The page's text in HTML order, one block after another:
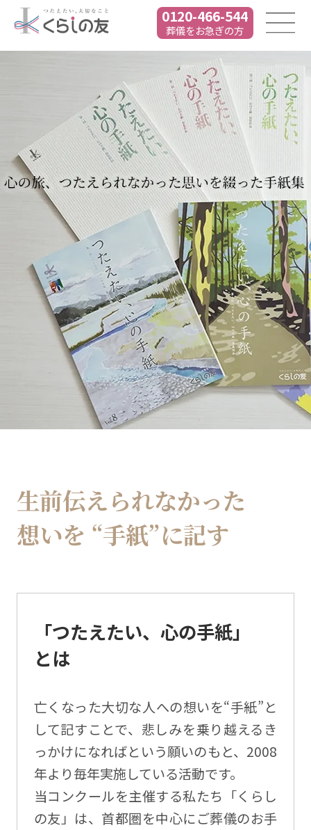
0120-466-544
葬儀をお急ぎの方
生前伝えられなかった
想いを “手紙”に記す
「つたえたい、心の手紙」
とは
亡くなった大切な人への想いを“手紙”と
して記すことで、悲しみを乗り越えるき
っかけになればという願いのもと、2008
年より毎年実施している活動です。
当コンクールを主催する私たち「くらし
の友」は、首都圏を中心にご葬儀のお手